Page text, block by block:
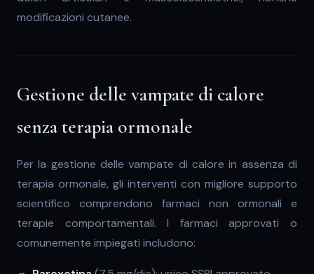
modificazioni cutanee.
Gestione delle vampate di calore
senza terapia ormonale
Per la gestione delle vampate di calore in assenza di
terapia ormonale, gli interventi con migliore supporto
scientifico comprendono farmaci non ormonali e
terapie comportamentali. I farmaci approvati o
comunemente impiegati includono: